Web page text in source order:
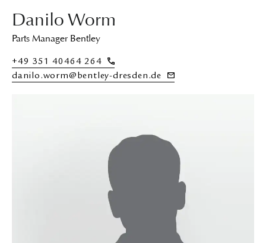
Danilo Worm
Parts Manager Bentley
+49 351 40464 264
danilo.worm@bentley-dresden.de